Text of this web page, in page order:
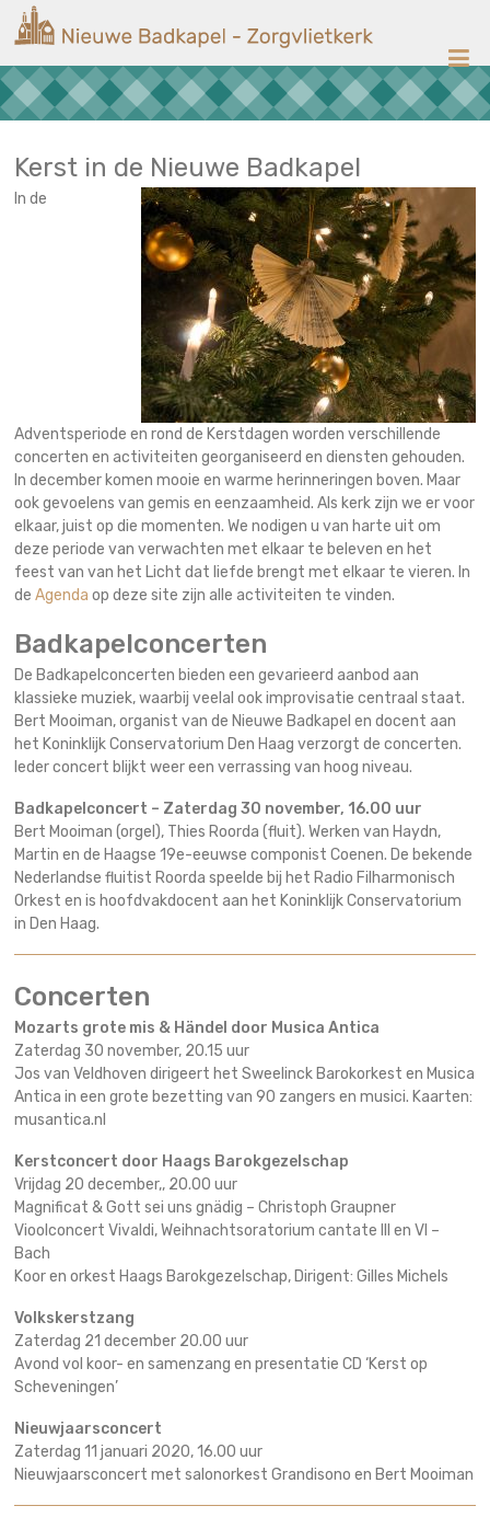
naar
inhoud
Nieuwe
Badkapel
Kerk
Kerst in de Nieuwe Badkapel
In de
Adventsperiode en rond de Kerstdagen worden verschillende
concerten en activiteiten georganiseerd en diensten gehouden.
In december komen mooie en warme herinneringen boven. Maar
ook gevoelens van gemis en eenzaamheid. Als kerk zijn we er voor
elkaar, juist op die momenten. We nodigen u van harte uit om
deze periode van verwachten met elkaar te beleven en het
feest van van het Licht dat liefde brengt met elkaar te vieren. In
deAgenda op deze site zijn alle activiteiten te vinden.
Badkapelconcerten
De Badkapelconcerten bieden een gevarieerd aanbod aan
klassieke muziek, waarbij veelal ook improvisatie centraal staat.
Bert Mooiman, organist van de Nieuwe Badkapel en docent aan
het Koninklijk Conservatorium Den Haag verzorgt de concerten.
Ieder concert blijkt weer een verrassing van hoog niveau.
Badkapelconcert – Zaterdag 30 november, 16.00 uur
Bert Mooiman (orgel), Thies Roorda (fluit). Werken van Haydn,
Martin en de Haagse 19e-eeuwse componist Coenen. De bekende
Nederlandse fluitist Roorda speelde bij het Radio Filharmonisch
Orkest en is hoofdvakdocent aan het Koninklijk Conservatorium
in Den Haag.
Concerten
Mozarts grote mis & Händel door Musica Antica
Zaterdag 30 november, 20.15 uur
Jos van Veldhoven dirigeert het Sweelinck Barokorkest en Musica
Antica in een grote bezetting van 90 zangers en musici. Kaarten:
musantica.nl
Kerstconcert door Haags Barokgezelschap
Vrijdag 20 december,, 20.00 uur
Magnificat & Gott sei uns gnädig – Christoph Graupner
Vioolconcert Vivaldi, Weihnachtsoratorium cantate III en VI –
Bach
Koor en orkest Haags Barokgezelschap, Dirigent: Gilles Michels
Volkskerstzang
Zaterdag 21 december 20.00 uur
Avond vol koor- en samenzang en presentatie CD ‘Kerst op
Scheveningen’
Nieuwjaarsconcert
Zaterdag 11 januari 2020, 16.00 uur
Nieuwjaarsconcert met salonorkest Grandisono en Bert Mooiman